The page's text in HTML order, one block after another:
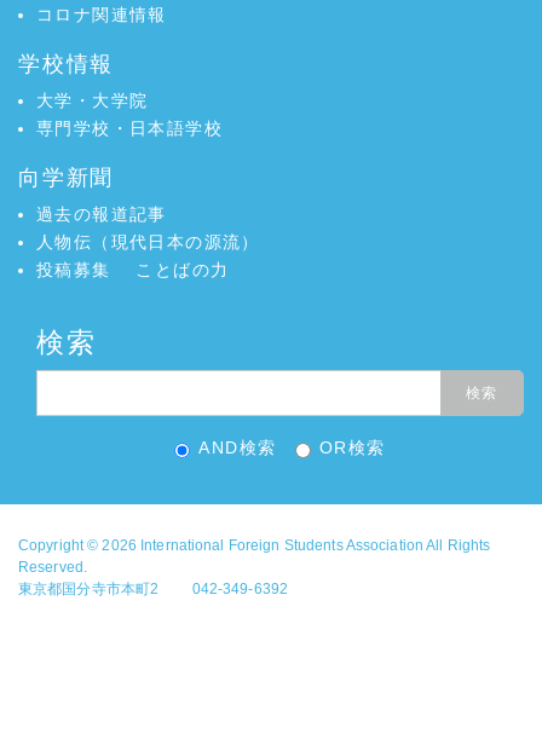
コロナ関連情報
学校情報
大学・大学院
専門学校・日本語学校
向学新聞
過去の報道記事
人物伝（現代日本の源流）
投稿募集
ことばの力
検索
AND検索 OR検索
Copyright © 2026 International Foreign Students Association All Rights
Reserved.
東京都国分寺市本町2 042-349-6392